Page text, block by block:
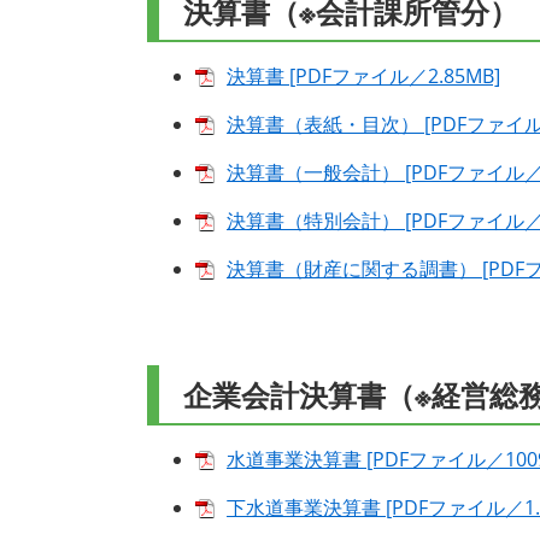
決算書（※会計課所管分）
決算書 [PDFファイル／2.85MB]
決算書（表紙・目次） [PDFファイ
決算書（一般会計） [PDFファイル
決算書（特別会計） [PDFファイル
決算書（財産に関する調書） [PDF
企業会計決算書（※経営総
水道事業決算書 [PDFファイル／
下水道事業決算書 [PDFファイル／